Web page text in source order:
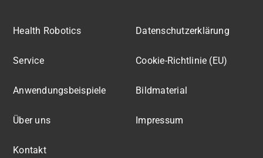
Health Robotics
Service
Anwendungsbeispiele
Über uns
Kontakt
Datenschutzerklärung
Cookie-Richtlinie (EU)
Bildmaterial
Impressum